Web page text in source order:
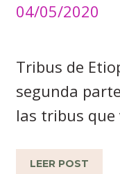
04/05/2020
Tribus de
segunda
las tribus
LEER POST